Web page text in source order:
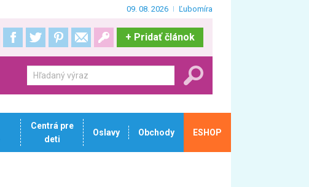
09. 08. 2026 Ľubomíra
+ Pridať článok
Centrá pre
deti
Oslavy Obchody ESHOP